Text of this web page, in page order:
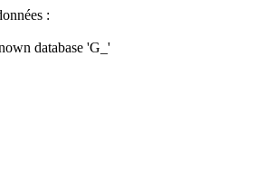
:
database 'G_'